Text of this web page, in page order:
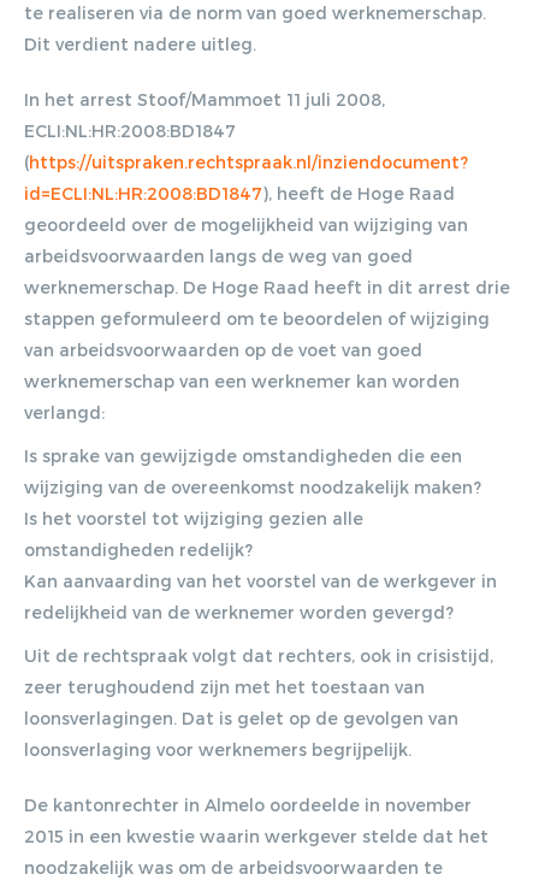
te realiseren via de norm van goed werknemerschap.
Dit verdient nadere uitleg.
In het arrest Stoof/Mammoet 11 juli 2008,
ECLI:NL:HR:2008:BD1847
(https://uitspraken.rechtspraak.nl/inziendocument?
id=ECLI:NL:HR:2008:BD1847), heeft de Hoge Raad
geoordeeld over de mogelijkheid van wijziging van
arbeidsvoorwaarden langs de weg van goed
werknemerschap. De Hoge Raad heeft in dit arrest drie
stappen geformuleerd om te beoordelen of wijziging
van arbeidsvoorwaarden op de voet van goed
werknemerschap van een werknemer kan worden
verlangd:
Is sprake van gewijzigde omstandigheden die een
wijziging van de overeenkomst noodzakelijk maken?
Is het voorstel tot wijziging gezien alle
omstandigheden redelijk?
Kan aanvaarding van het voorstel van de werkgever in
redelijkheid van de werknemer worden gevergd?
Uit de rechtspraak volgt dat rechters, ook in crisistijd,
zeer terughoudend zijn met het toestaan van
loonsverlagingen. Dat is gelet op de gevolgen van
loonsverlaging voor werknemers begrijpelijk.
De kantonrechter in Almelo oordeelde in november
2015 in een kwestie waarin werkgever stelde dat het
noodzakelijk was om de arbeidsvoorwaarden te
Lorem ipsum dolor sit amet,
consectetur adipiscing elit. Nulla in
erat, quis ultricies ex. Cras placerat